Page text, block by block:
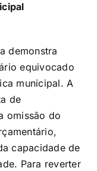
demonstra
equivocado
municipal. A
de
omissão do
capacidade de
Para reverter